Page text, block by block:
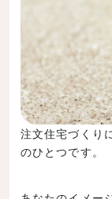
注文住宅づくり
のひとつです。